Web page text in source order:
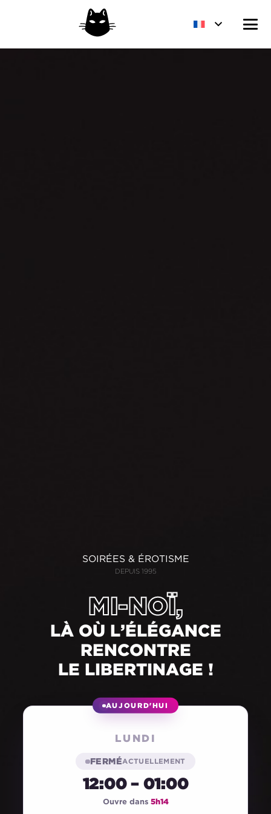
SOIRÉES & ÉROTISME
DEPUIS 1995
MI-NOÏ,
LÀ OÙ L’ÉLÉGANCE
RENCONTRE
LE LIBERTINAGE !
AUJOURD'HUI
LUNDI
FERMÉACTUELLEMENT
12:00 – 01:00
Ouvre dans 5h14